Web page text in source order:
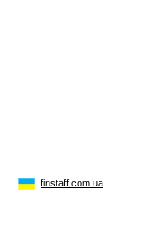
finstaff.com.ua